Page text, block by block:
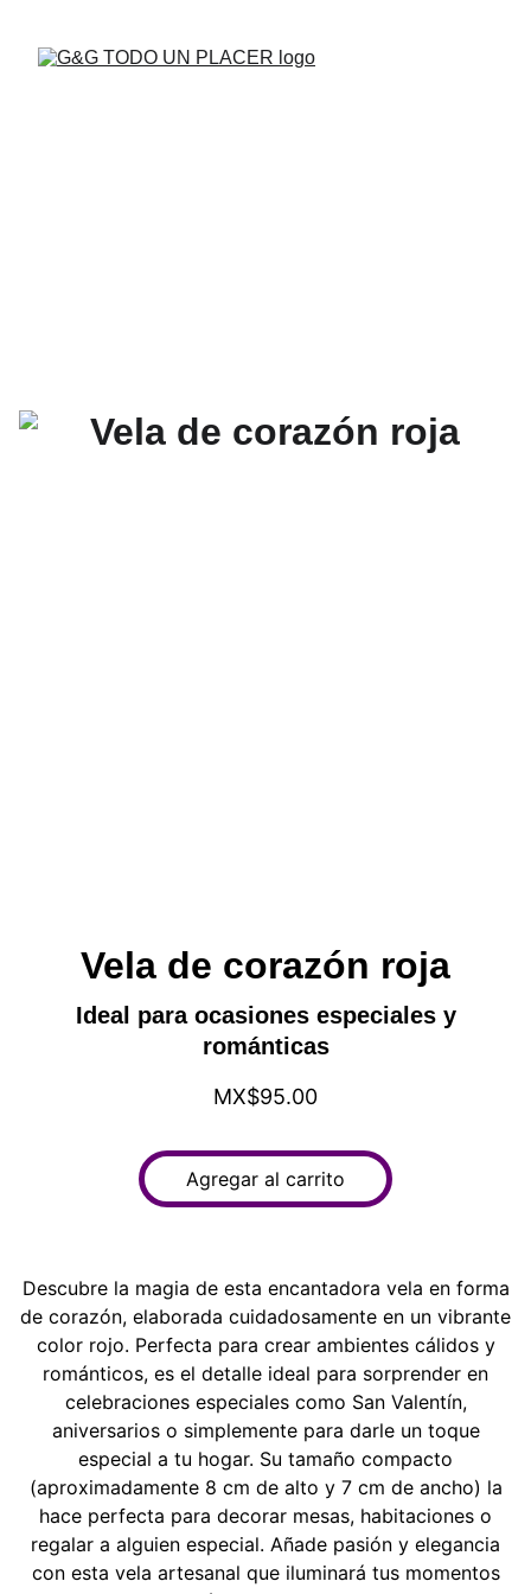
Vela de corazón roja
Ideal para ocasiones especiales y
románticas
MX$95.00
Agregar al carrito
Descubre la magia de esta encantadora vela en forma
de corazón, elaborada cuidadosamente en un vibrante
color rojo. Perfecta para crear ambientes cálidos y
románticos, es el detalle ideal para sorprender en
celebraciones especiales como San Valentín,
aniversarios o simplemente para darle un toque
especial a tu hogar. Su tamaño compacto
(aproximadamente 8 cm de alto y 7 cm de ancho) la
hace perfecta para decorar mesas, habitaciones o
regalar a alguien especial. Añade pasión y elegancia
con esta vela artesanal que iluminará tus momentos